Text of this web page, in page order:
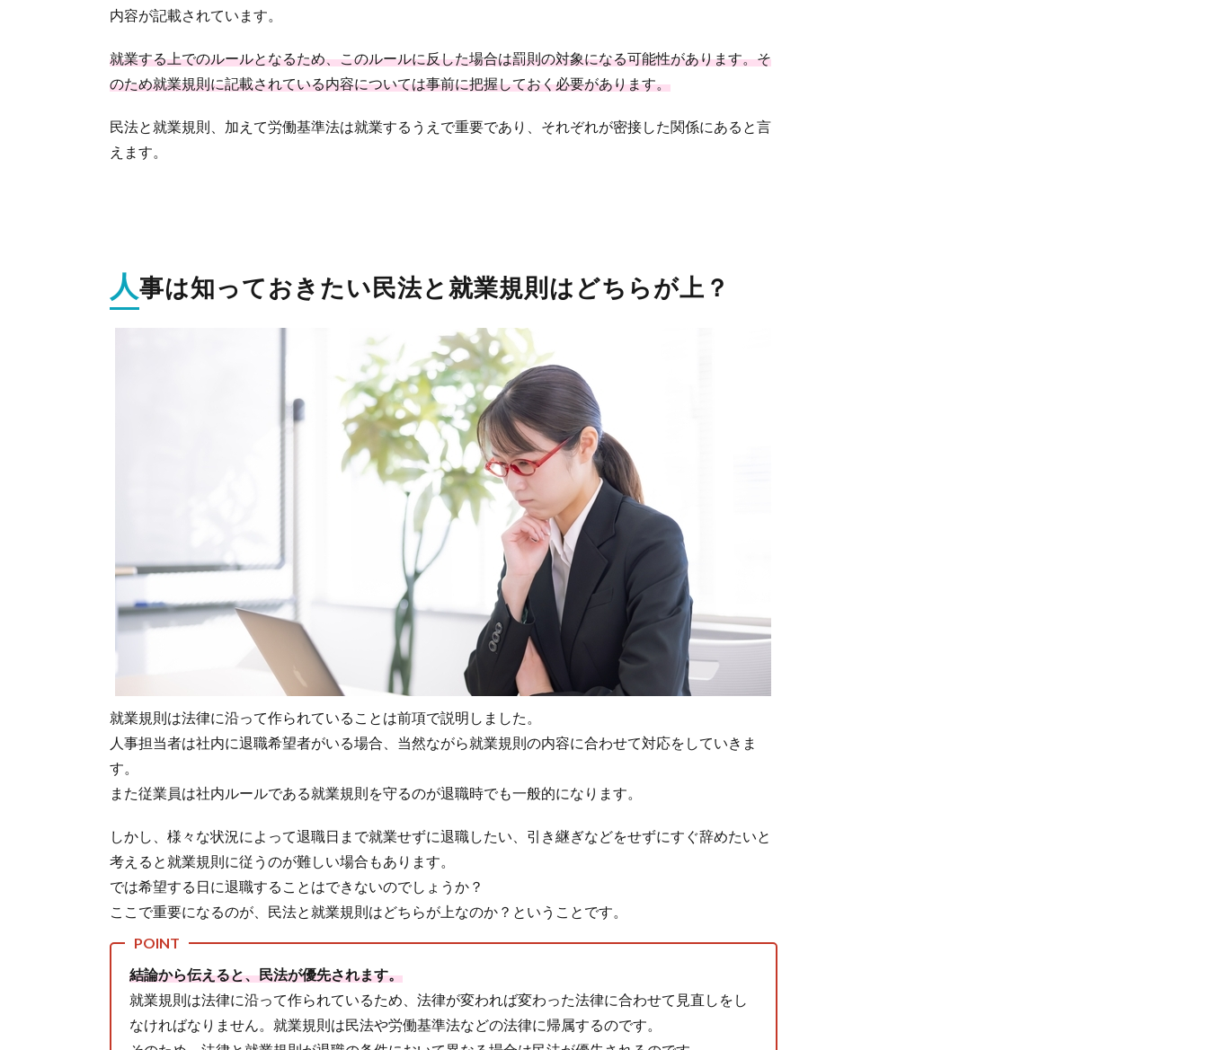
内容が記載されています。
就業する上でのルールとなるため、このルールに反した場合は罰則の対象になる可能性があります。そ
のため就業規則に記載されている内容については事前に把握しておく必要があります。
民法と就業規則、加えて労働基準法は就業するうえで重要であり、それぞれが密接した関係にあると言
えます。
人事は知っておきたい民法と就業規則はどちらが上？
就業規則は法律に沿って作られていることは前項で説明しました。
人事担当者は社内に退職希望者がいる場合、当然ながら就業規則の内容に合わせて対応をしていきま
す。
また従業員は社内ルールである就業規則を守るのが退職時でも一般的になります。
しかし、様々な状況によって退職日まで就業せずに退職したい、引き継ぎなどをせずにすぐ辞めたいと
考えると就業規則に従うのが難しい場合もあります。
では希望する日に退職することはできないのでしょうか？
ここで重要になるのが、民法と就業規則はどちらが上なのか？ということです。
結論から伝えると、民法が優先されます。
就業規則は法律に沿って作られているため、法律が変われば変わった法律に合わせて見直しをし
なければなりません。就業規則は民法や労働基準法などの法律に帰属するのです。